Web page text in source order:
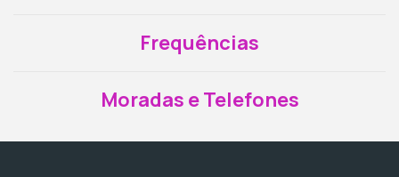
Frequências
Moradas e Telefones